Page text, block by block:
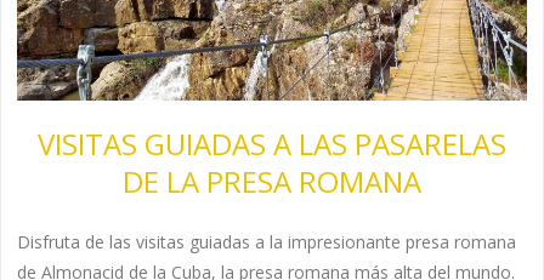
VISITAS GUIADAS A LAS PASARELAS
DE LA PRESA ROMANA
Disfruta de las visitas guiadas a la impresionante presa romana
de Almonacid de la Cuba, la presa romana más alta del mundo.